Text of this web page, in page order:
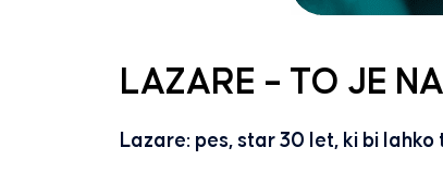
LAZARE – TO JE
Lazare: pes, star 30 let, ki bi